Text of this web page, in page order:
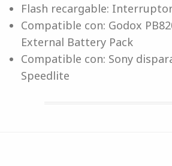
Flash recargable:
Compatible con: Godox
External Battery Pack
Compatible con: Sony
Speedlite